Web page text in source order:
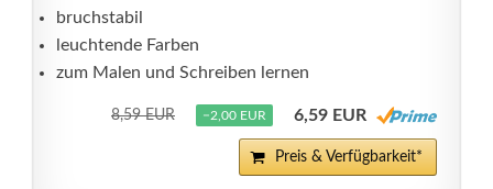
bruchstabil
leuchtende Farben
zum Malen und Schreiben lernen
8,59 EUR −2,00 EUR 6,59 EUR
Preis & Verfügbarkeit*